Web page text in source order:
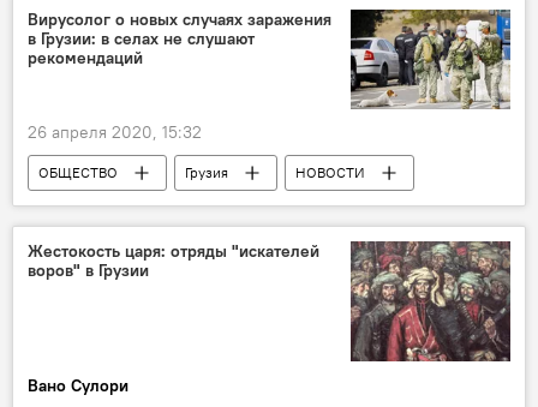
Ветераны
Sputnik
Пресс-центр Sputnik Грузия
Вирусолог о новых случаях заражения
в Грузии: в селах не слушают
рекомендаций
26 апреля 2020, 15:32
ОБЩЕСТВО Грузия
НОВОСТИ
Коронавирус COVID-19
Жестокость царя: отряды "искателей
воров" в Грузии
Вано Сулори